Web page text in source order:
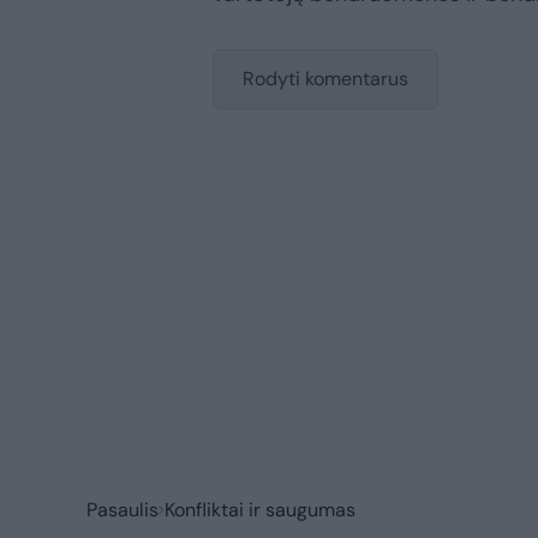
Rodyti komentarus
Pasaulis Konfliktai ir saugumas